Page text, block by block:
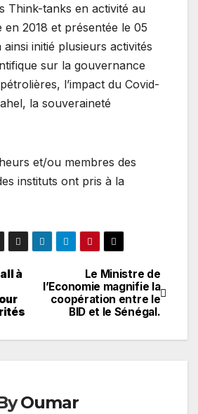
Think-tanks en activité au
en 2018 et présentée le 05
initié plusieurs activités
sur la gouvernance
l’impact du Covid-
la souveraineté
et/ou membres des
instituts ont pris à la
Le Ministre de
l’Economie magnifie la
coopération entre le
BID et le Sénégal.
à
Oumar